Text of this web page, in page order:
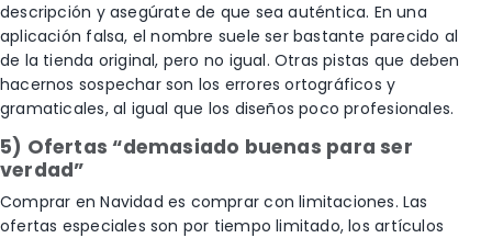
descripción y asegúrate de que sea auténtica. En una
aplicación falsa, el nombre suele ser bastante parecido al
de la tienda original, pero no igual. Otras pistas que deben
hacernos sospechar son los errores ortográficos y
gramaticales, al igual que los diseños poco profesionales.
5) Ofertas “demasiado buenas para ser
verdad”
Comprar en Navidad es comprar con limitaciones. Las
ofertas especiales son por tiempo limitado, los artículos